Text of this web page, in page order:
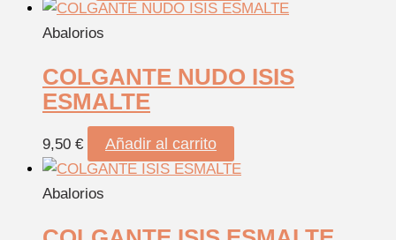
Abalorios
COLGANTE NUDO ISIS
ESMALTE
9,50 € Añadir al carrito
Abalorios